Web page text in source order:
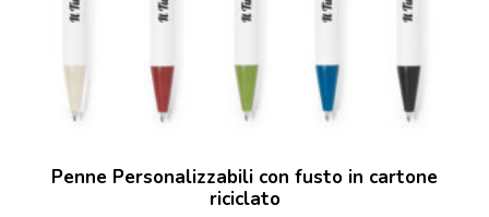
Penne Personalizzabili con fusto in cartone
riciclato